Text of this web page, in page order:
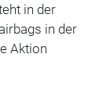
in der
in der
Aktion